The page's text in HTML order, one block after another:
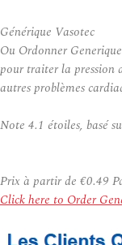
Générique Vasotec
Ou Ordonner
pour traiter la pression
autres problèmes
Note 4.1 étoiles, basé
Prix à partir de €0.49
Click here to Order